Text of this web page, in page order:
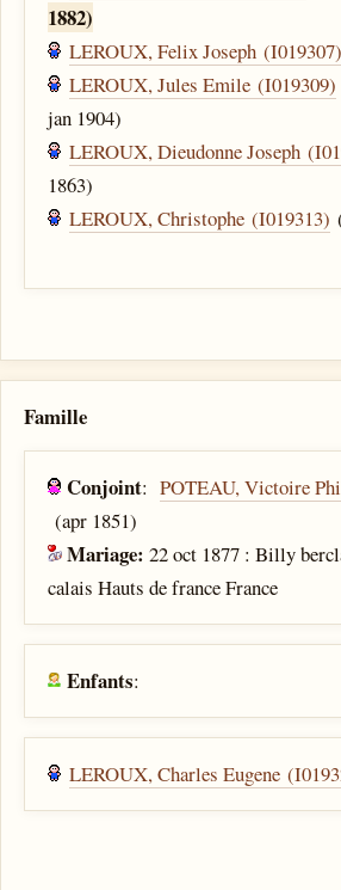
1882)
LEROUX, Felix Joseph (I019307)
LEROUX, Jules Emile (I019309)
jan 1904)
LEROUX, Dieudonne Joseph
1863)
LEROUX, Christophe (I019313)
Famille
Conjoint:POTEAU, Victoire
(apr 1851)
Mariage:22 oct 1877 : Billy
calais Hauts de france France
Enfants:
LEROUX, Charles Eugene